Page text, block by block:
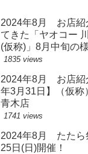
2024年8月 お店紹
てきた「ヤオコー
(仮称)」8月中旬の
1835 views
2024年8月 お店紹
年3月31日】（仮称
青木店
1741 views
2024年8月 たたら
25日(日)開催！